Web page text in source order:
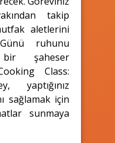
takip
aletlerini
ruhunu
şaheser
Class:
yaptığınız
sağlamak için
sunmaya